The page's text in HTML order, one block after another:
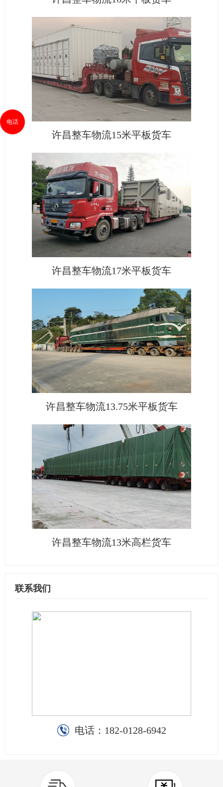
许昌整车物流15米平板货车
许昌整车物流17米平板货车
许昌整车物流13.75米平板货车
许昌整车物流13米高栏货车
联系我们
电话： 182-0128-6942
电话